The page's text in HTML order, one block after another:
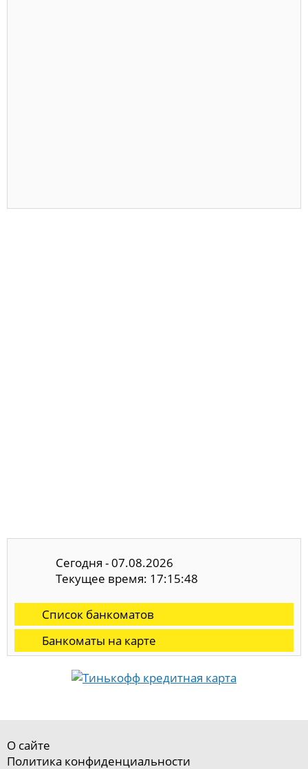
Сегодня - 07.08.2026
Текущее время: 17:15:49
Список банкоматов
Банкоматы на карте
О сайте
Политика конфиденциальности